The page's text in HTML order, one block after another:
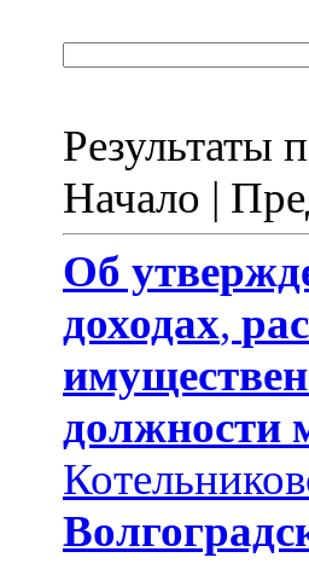
Результаты
Начало |
Об
доходах,
должности